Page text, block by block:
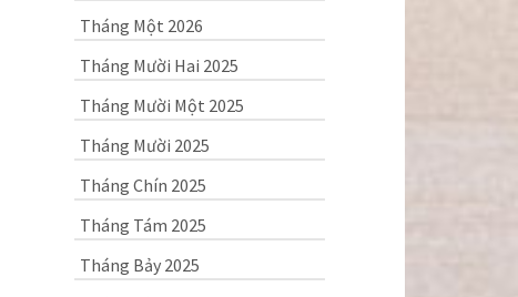
Tháng Một 2026
Tháng Mười Hai 2025
Tháng Mười Một 2025
Tháng Mười 2025
Tháng Chín 2025
Tháng Tám 2025
Tháng Bảy 2025